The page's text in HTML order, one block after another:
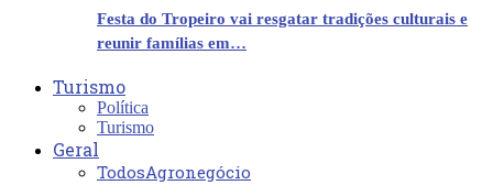
Festa do Tropeiro vai resgatar tradições culturais e
reunir famílias em…
Turismo
Política
Turismo
Geral
TodosAgronegócio